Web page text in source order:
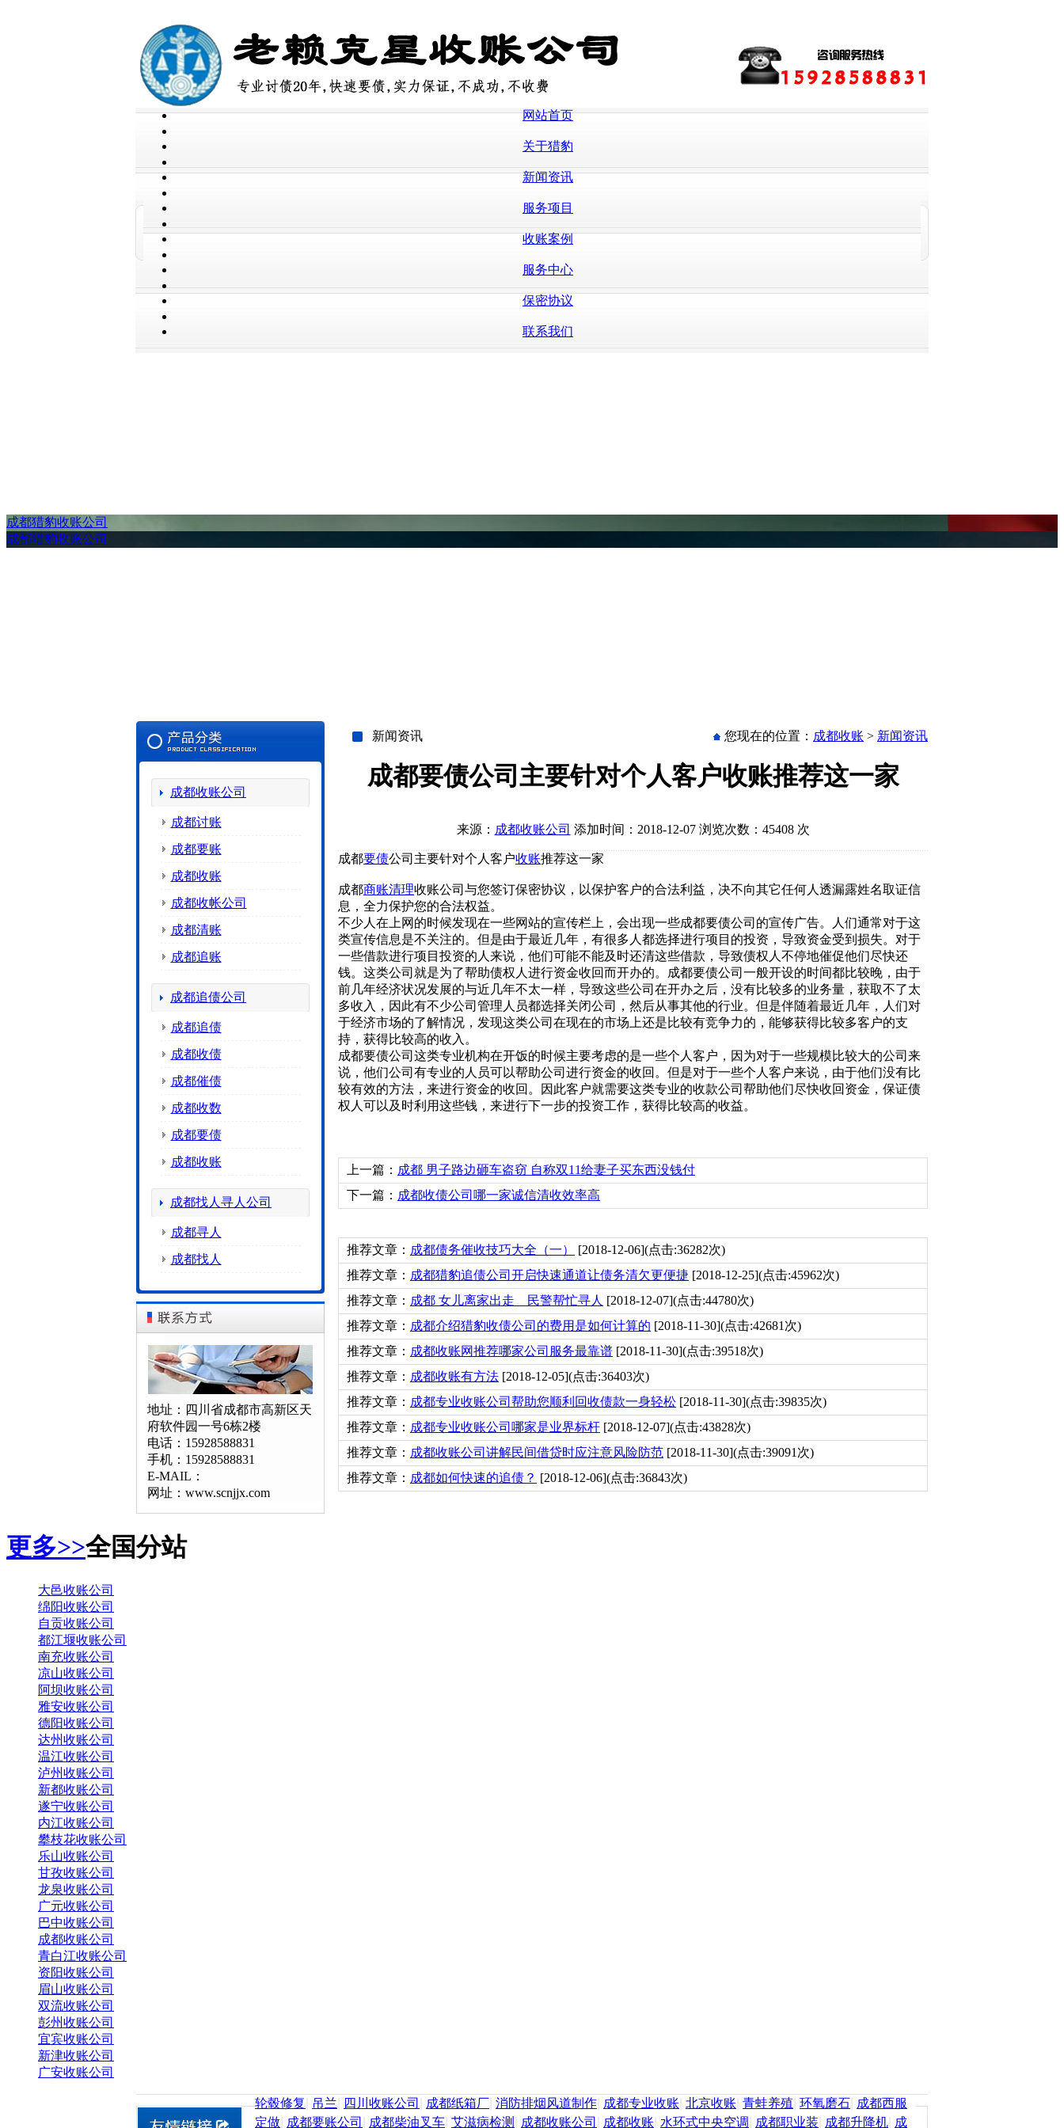
网站首页
关于猎豹
新闻资讯
服务项目
收账案例
服务中心
保密协议
联系我们
成都猎豹收账公司
成都猎豹收账公司
成都收账公司
成都讨账
成都要账
成都收账
成都收帐公司
成都清账
成都追账
成都追债公司
成都追债
成都收债
成都催债
成都收数
成都要债
成都收账
成都找人寻人公司
成都寻人
成都找人
地址：四川省成都市高新区天
府软件园一号6栋2楼
电话：15928588831
手机：15928588831
E-MAIL：
网址：www.scnjjx.com
新闻资讯 您现在的位置： 成都收账 > 新闻资讯
成都要债公司主要针对个人客户收账推荐这一家
来源： 成都收账公司 添加时间：2018-12-07 浏览次数：45408 次
成都要债公司主要针对个人客户收账推荐这一家
成都商账清理收账公司与您签订保密协议，以保护客户的合法利益，决不向其它任何人透漏露姓名取证信
息，全力保护您的合法权益。
不少人在上网的时候发现在一些网站的宣传栏上，会出现一些成都要债公司的宣传广告。人们通常对于这
类宣传信息是不关注的。但是由于最近几年，有很多人都选择进行项目的投资，导致资金受到损失。对于
一些借款进行项目投资的人来说，他们可能不能及时还清这些借款，导致债权人不停地催促他们尽快还
钱。这类公司就是为了帮助债权人进行资金收回而开办的。成都要债公司一般开设的时间都比较晚，由于
前几年经济状况发展的与近几年不太一样，导致这些公司在开办之后，没有比较多的业务量，获取不了太
多收入，因此有不少公司管理人员都选择关闭公司，然后从事其他的行业。但是伴随着最近几年，人们对
于经济市场的了解情况，发现这类公司在现在的市场上还是比较有竞争力的，能够获得比较多客户的支
持，获得比较高的收入。
成都要债公司这类专业机构在开饭的时候主要考虑的是一些个人客户，因为对于一些规模比较大的公司来
说，他们公司有专业的人员可以帮助公司进行资金的收回。但是对于一些个人客户来说，由于他们没有比
较有效的方法，来进行资金的收回。因此客户就需要这类专业的收款公司帮助他们尽快收回资金，保证债
权人可以及时利用这些钱，来进行下一步的投资工作，获得比较高的收益。
上一篇： 成都 男子路边砸车盗窃 自称双11给妻子买东西没钱付
下一篇： 成都收债公司哪一家诚信清收效率高
推荐文章： 成都债务催收技巧大全（一）
[2018-12-06](点击:36282次)
推荐文章： 成都猎豹追债公司开启快速通道让债务清欠更便捷 [2018-12-25](点击:45962次)
推荐文章： 成都 女儿离家出走 民警帮忙寻人 [2018-12-07](点击:44780次)
推荐文章： 成都介绍猎豹收债公司的费用是如何计算的 [2018-11-30](点击:42681次)
推荐文章： 成都收账网推荐哪家公司服务最靠谱 [2018-11-30](点击:39518次)
推荐文章： 成都收账有方法 [2018-12-05](点击:36403次)
推荐文章： 成都专业收账公司帮助您顺利回收债款一身轻松 [2018-11-30](点击:39835次)
推荐文章： 成都专业收账公司哪家是业界标杆 [2018-12-07](点击:43828次)
推荐文章： 成都收账公司讲解民间借贷时应注意风险防范 [2018-11-30](点击:39091次)
推荐文章： 成都如何快速的追债？ [2018-12-06](点击:36843次)
更多>>全国分站
大邑收账公司
绵阳收账公司
自贡收账公司
都江堰收账公司
南充收账公司
凉山收账公司
阿坝收账公司
雅安收账公司
德阳收账公司
达州收账公司
温江收账公司
泸州收账公司
新都收账公司
遂宁收账公司
内江收账公司
攀枝花收账公司
乐山收账公司
甘孜收账公司
龙泉收账公司
广元收账公司
巴中收账公司
成都收账公司
青白江收账公司
资阳收账公司
眉山收账公司
双流收账公司
彭州收账公司
宜宾收账公司
新津收账公司
广安收账公司
轮毂修复 吊兰 四川收账公司 成都纸箱厂 消防排烟风道制作 成都专业收账 北京收账 青蛙养殖 环氧磨石 成都西服
定做 成都要账公司 成都柴油叉车 艾滋病检测 成都收账公司 成都收账 水环式中央空调 成都职业装 成都升降机 成